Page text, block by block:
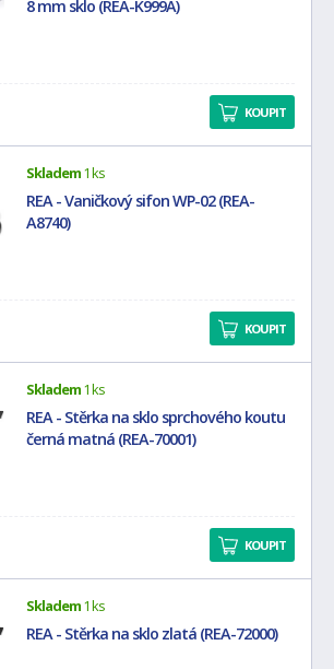
8 mm sklo (REA-K999A)
KOUPIT
Skladem1 ks
REA - Vaničkový sifon WP-02 (REA-
A8740)
KOUPIT
Skladem1 ks
REA - Stěrka na sklo sprchového koutu
černá matná (REA-70001)
KOUPIT
Skladem1 ks
REA - Stěrka na sklo zlatá (REA-72000)